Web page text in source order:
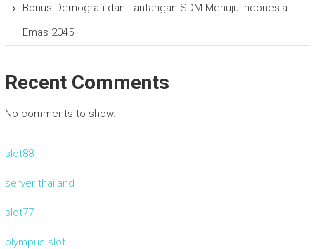
Bonus Demografi dan Tantangan SDM Menuju Indonesia
Emas 2045
Recent Comments
No comments to show.
slot88
server thailand
slot77
olympus slot